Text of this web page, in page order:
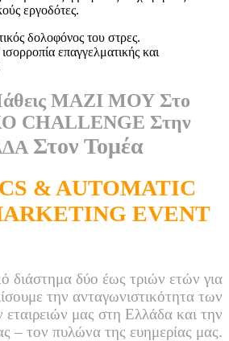
εργοδότες.
δολοφόνος του στρες.
ισορροπία επαγγελματικής και
ΜΑΖΙ ΜΟΥ Στο
CHALLENGE Στην
Στον Τομέα
& AUTOMATIC
EVENT
διάστημα δύο έως τριών ετών για
την ανταγωνιστικότητα των
εταιρειών μας στη Ελλάδα και την
– τον πυλώνα της ευημερίας μας.